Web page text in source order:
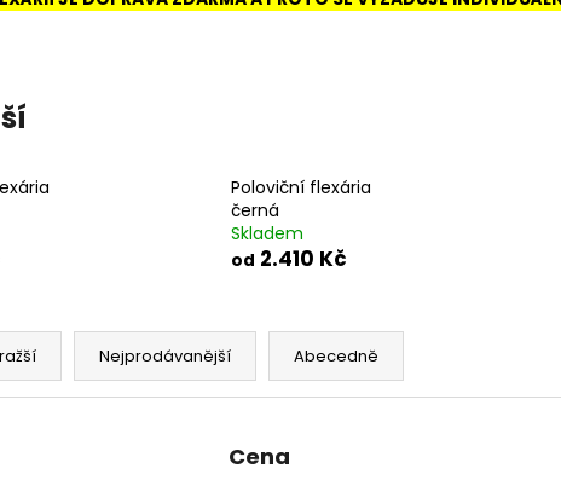
Poloviční flexária
černá
Skladem
od 2.410 Kč
Nejprodávanější Abecedně
Cena